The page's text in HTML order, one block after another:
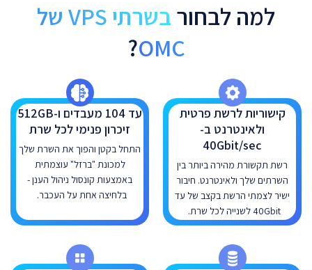
למה לבחור
בשרתי VPS של
OMC
?
קישוריות לרשת פרטית
ולאינטרנט ב-
40Gbit/sec
רשת תקשורת מהירה ביותר בין
השרתים שלך ולאינטרנט. חיבור
ישיר לצמתי הרשת בקצב של עד
40Gbit לשנייה לכל שרת.
עד 104 מעבדים ו-512GB
זיכרון פנימי לכל שרת
התחל בקטן והפוך את השרת שלך
למכונת "ברזל" עוצמתית
באמצעות קונסול ניהול הענן -
בלחיצה אחת על העכבר.